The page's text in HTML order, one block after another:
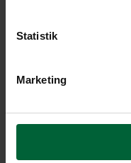
Statistik
Marketing